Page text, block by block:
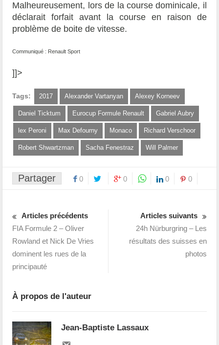
Malheureusement, lors de la course dominicale, il
déclarait forfait avant la course en raison de
problème de boite de vitesse.
Communiqué : Renault Sport
]]>
Tags: 2017 Alexander Vartanyan Alexey Korneev
Daniel Ticktum Eurocup Formule Renault Gabriel Aubry
lex Peroni Max Defourny Monaco Richard Verschoor
Robert Shwartzman Sacha Fenestraz Will Palmer
Partager 0 0 0 0
Articles précédents
FIA Formule 2 – Oliver
Rowland et Nick De Vries
dominent les rues de la
principauté
Articles suivants
24h Nürburgring – Les
résultats des suisses en
photos
À propos de l'auteur
Jean-Baptiste Lassaux